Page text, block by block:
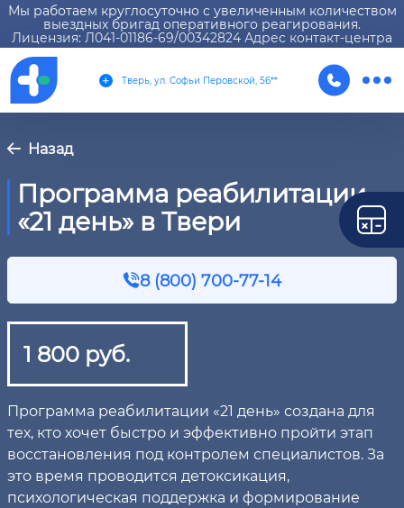
Мы работаем круглосуточно с увеличенным количеством
выездных бригад оперативного реагирования.
Лицензия: Л041-01186-69/00342824 Адрес контакт-центра
Тверь, ул. Софьи Перовской, 56**
Назад
Программа реабилитации
«21 день» в Твери
8 (800) 700-77-14
1 800 руб.
Программа реабилитации «21 день» создана для
тех, кто хочет быстро и эффективно пройти этап
восстановления под контролем специалистов. За
это время проводится детоксикация,
психологическая поддержка и формирование